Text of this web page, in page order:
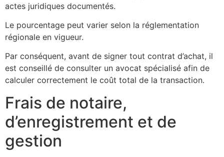
actes juridiques documentés.
Le pourcentage peut varier selon la réglementation
régionale en vigueur.
Par conséquent, avant de signer tout contrat d’achat, il
est conseillé de consulter un avocat spécialisé afin de
calculer correctement le coût total de la transaction.
Frais de notaire,
d’enregistrement et de
gestion